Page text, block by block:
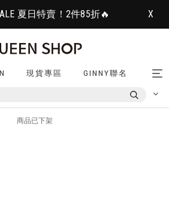
夏日特賣！2件85折🔥 X
現貨專區 GINNY聯名
商品已下架